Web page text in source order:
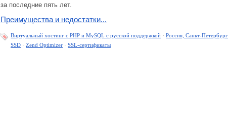
за последние пять лет.
Преимущества и недостатки...
Виртуальный хостинг c PHP и MySQL с русской поддержкой · Россия, Санкт-Петербург
SSD · Zend Optimizer · SSL-сертификаты